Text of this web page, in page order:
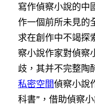
寫作偵察小說的中
作一個前所未見的
求在創作中不竭探
察小說作家對偵察
歧，其并不完整陶
私密空間偵察小說
科書”，借助偵察